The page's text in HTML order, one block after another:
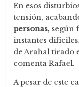
En esos
tensión,
personas, según
instantes
de Arahal tirado
comenta Rafael.
A pesar de este